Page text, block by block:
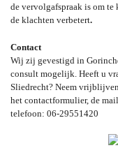
de vervolgafspraak is om
de klachten verbetert.
Contact
Wij zij gevestigd in
consult mogelijk. Heeft u
Sliedrecht? Neem
het contactformulier, de
telefoon: 06-29551420